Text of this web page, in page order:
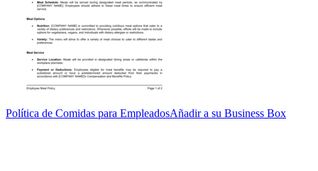
Política de Comidas para EmpleadosAñadir a su Business Box